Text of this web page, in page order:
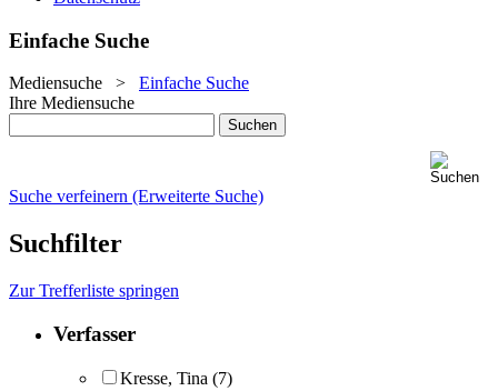
Einfache Suche
Mediensuche > Einfache Suche
Ihre Mediensuche
Suche verfeinern (Erweiterte Suche)
Suchfilter
Zur Trefferliste springen
Verfasser
Kresse, Tina (7)